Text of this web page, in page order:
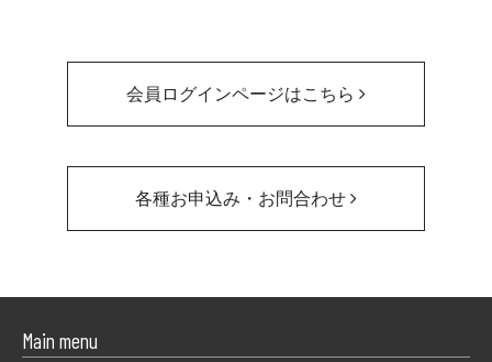
会員ログインページはこちら
各種お申込み・お問合わせ
Main menu